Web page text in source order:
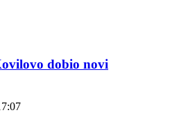
dobio novi